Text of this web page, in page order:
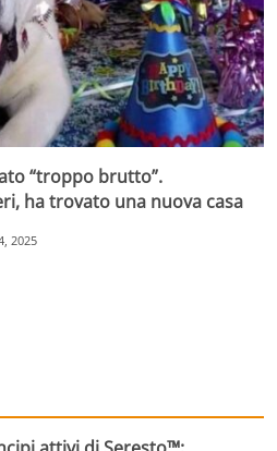
“troppo brutto”.
ha trovato una nuova casa
2025